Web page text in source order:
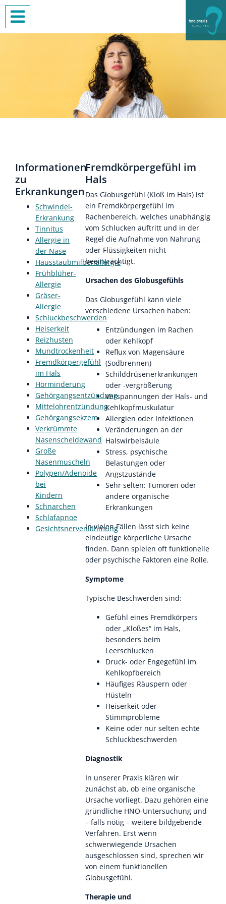
Informationen
zu
Erkrankungen
Schwindel-
Erkrankung
Tinnitus
Allergie in
der Nase
Hausstaubmilbenallergie
Frühblüher-
Allergie
Gräser-
Allergie
Schluckbeschwerden
Heiserkeit
Reizhusten
Mundtrockenheit
Fremdkörpergefühl
im Hals
Hörminderung
Gehörgangsentzündung
Mittelohrentzündung
Gehörgangsekzem
Verkrümmte
Nasenscheidewand
Große
Nasenmuscheln
Polypen/Adenoide
bei
Kindern
Schnarchen
Schlafapnoe
Gesichtsnervenlähmung
Fremdkörpergefühl im
Hals
Das Globusgefühl (Kloß im Hals) ist
ein Fremdkörpergefühl im
Rachenbereich, welches unabhängig
vom Schlucken auftritt und in der
Regel die Aufnahme von Nahrung
oder Flüssigkeiten nicht
beeinträchtigt.
Ursachen des Globusgefühls
Das Globusgefühl kann viele
verschiedene Ursachen haben:
Entzündungen im Rachen
oder Kehlkopf
Reflux von Magensäure
(Sodbrennen)
Schilddrüsenerkrankungen
oder -vergrößerung
Verspannungen der Hals- und
Kehlkopfmuskulatur
Allergien oder Infektionen
Veränderungen an der
Halswirbelsäule
Stress, psychische
Belastungen oder
Angstzustände
Sehr selten: Tumoren oder
andere organische
Erkrankungen
In vielen Fällen lässt sich keine
eindeutige körperliche Ursache
finden. Dann spielen oft funktionelle
oder psychische Faktoren eine Rolle.
Symptome
Typische Beschwerden sind:
Gefühl eines Fremdkörpers
oder „Kloßes“ im Hals,
besonders beim
Leerschlucken
Druck- oder Engegefühl im
Kehlkopfbereich
Häufiges Räuspern oder
Hüsteln
Heiserkeit oder
Stimmprobleme
Keine oder nur selten echte
Schluckbeschwerden
Diagnostik
In unserer Praxis klären wir
zunächst ab, ob eine organische
Ursache vorliegt. Dazu gehören eine
gründliche HNO-Untersuchung und
– falls nötig – weitere bildgebende
Verfahren. Erst wenn
schwerwiegende Ursachen
ausgeschlossen sind, sprechen wir
von einem funktionellen
Globusgefühl.
Therapie und